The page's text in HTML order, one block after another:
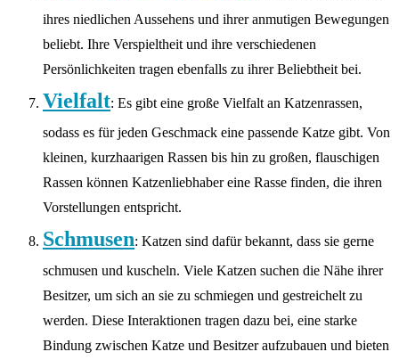
ihres niedlichen Aussehens und ihrer anmutigen Bewegungen
beliebt. Ihre Verspieltheit und ihre verschiedenen
Persönlichkeiten tragen ebenfalls zu ihrer Beliebtheit bei.
Vielfalt: Es gibt eine große Vielfalt an Katzenrassen,
sodass es für jeden Geschmack eine passende Katze gibt. Von
kleinen, kurzhaarigen Rassen bis hin zu großen, flauschigen
Rassen können Katzenliebhaber eine Rasse finden, die ihren
Vorstellungen entspricht.
Schmusen: Katzen sind dafür bekannt, dass sie gerne
schmusen und kuscheln. Viele Katzen suchen die Nähe ihrer
Besitzer, um sich an sie zu schmiegen und gestreichelt zu
werden. Diese Interaktionen tragen dazu bei, eine starke
Bindung zwischen Katze und Besitzer aufzubauen und bieten